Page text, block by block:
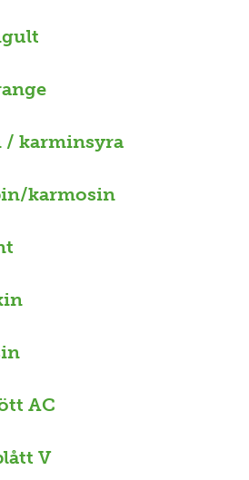
/ karminsyra
karmosin
AC
V